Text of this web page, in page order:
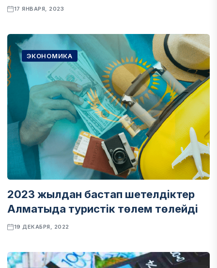
17 ЯНВАРЯ, 2023
ЭКОНОМИКА
2023 жылдан бастап шетелдіктер
Алматыда туристік төлем төлейді
19 ДЕКАБРЯ, 2022